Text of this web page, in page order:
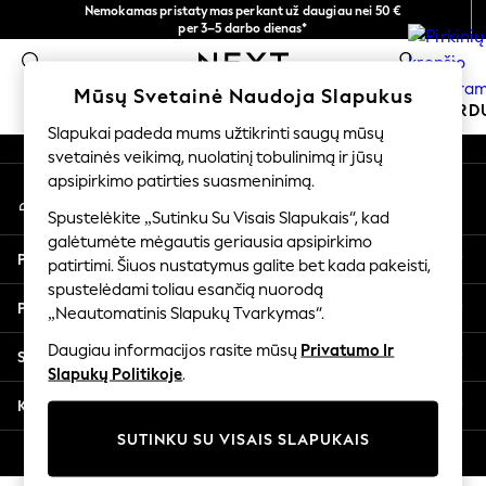
Nemokamas pristatymas perkant už daugiau nei 50 €
per 3–5 darbo dienas*
Dabar galite apsipirkti lietuvių kalba!
0
MOKYKLINĖ APRANGA ŠVENTINĖ
SCHOOLWEAR
All Boys Schoolwear
Shoes
Trousers
Shorts
Shirts
Polo Shirts
Sweatshirts & Jumpers
Coats & Jackets
Underwear
Multipacks
All Boys Sport & Swimwear
An error occurred on client
Mūsų socialiniai tinklai
Mano paskyra
Prisijunkite prie savo paskyros
Pagalba
Privatumas ir teisinė informacija
Skyriai
Kitos paslaugos
Mūsų Svetainė Naudoja Slapukus
Slapukai padeda mums užtikrinti saugų mūsų
svetainės veikimą, nuolatinį tobulinimą ir jūsų
apsipirkimo patirties suasmeninimą.
Spustelėkite „Sutinku Su Visais Slapukais“, kad
galėtumėte mėgautis geriausia apsipirkimo
patirtimi. Šiuos nustatymus galite bet kada pakeisti,
spustelėdami toliau esančią nuorodą
„Neautomatinis Slapukų Tvarkymas“.
Daugiau informacijos rasite mūsų Privatumo Ir
Slapukų Politikoje.
SUTINKU SU VISAIS SLAPUKAIS